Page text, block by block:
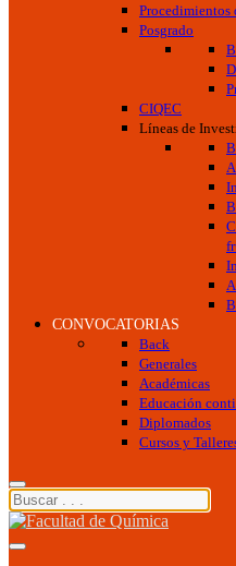
Procedimientos
Posgrado
CIQEC
Líneas de
CONVOCATORIAS
Back
Generales
Académicas
Educación
Diplomados
Cursos y